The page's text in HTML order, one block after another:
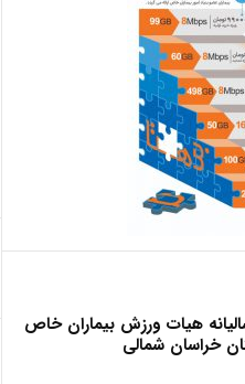
هیات ورزش بیماران خاص
خراسان شمالی